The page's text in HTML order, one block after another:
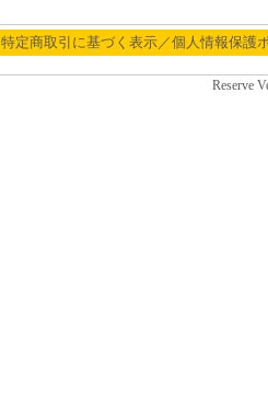
特定商取引に基づく表示／個人情報保護
Reserve